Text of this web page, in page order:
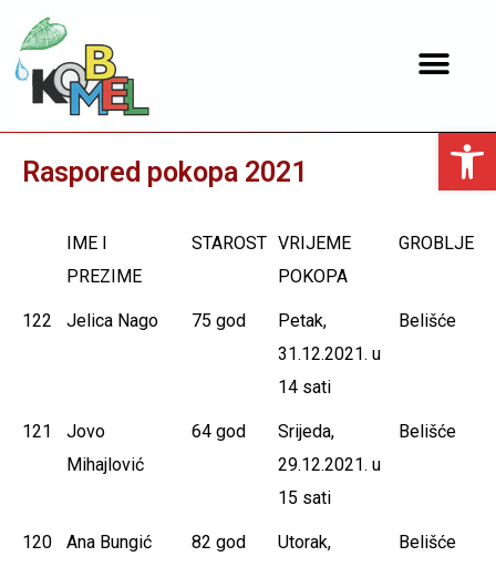
Open toolbar
Raspored pokopa 2021
IME I
PREZIME
STAROST VRIJEME
POKOPA
GROBLJE
IME I
STAROST
VRIJEME
POKOPA
GROBLJE
122 Jelica Nago 75 god
Petak,
31.12.2021. u
14 sati
Belišće
121
Jovo
Mihajlović
64 god
Srijeda,
29.12.2021. u
15 sati
Belišće
120 Ana Bungić 82 god
Utorak,
Belišće